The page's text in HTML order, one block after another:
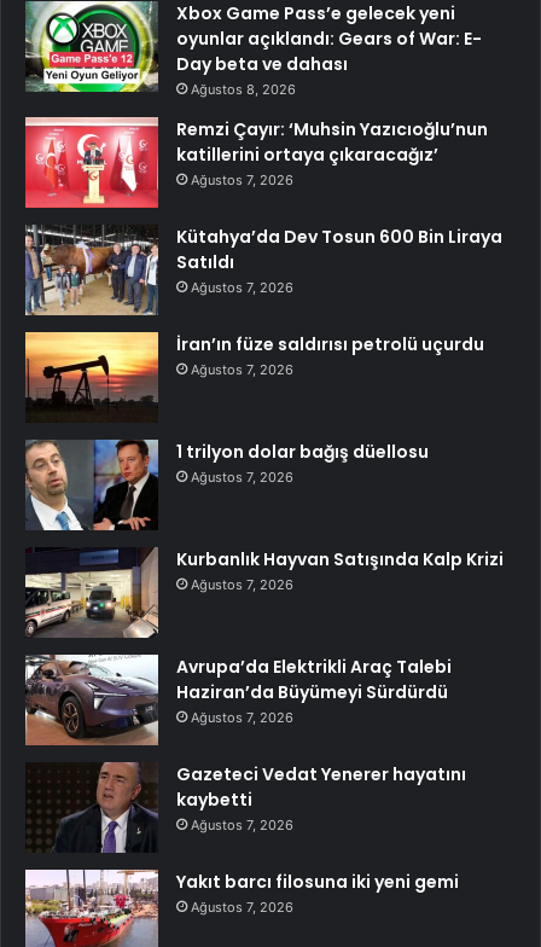
Xbox Game Pass’e gelecek yeni
oyunlar açıklandı: Gears of War: E-
Day beta ve dahası
Ağustos 8, 2026
Remzi Çayır: ‘Muhsin Yazıcıoğlu’nun
katillerini ortaya çıkaracağız’
Ağustos 7, 2026
Kütahya’da Dev Tosun 600 Bin Liraya
Satıldı
Ağustos 7, 2026
İran’ın füze saldırısı petrolü uçurdu
Ağustos 7, 2026
1 trilyon dolar bağış düellosu
Ağustos 7, 2026
Kurbanlık Hayvan Satışında Kalp Krizi
Ağustos 7, 2026
Avrupa’da Elektrikli Araç Talebi
Haziran’da Büyümeyi Sürdürdü
Ağustos 7, 2026
Gazeteci Vedat Yenerer hayatını
kaybetti
Ağustos 7, 2026
Yakıt barcı filosuna iki yeni gemi
Ağustos 7, 2026